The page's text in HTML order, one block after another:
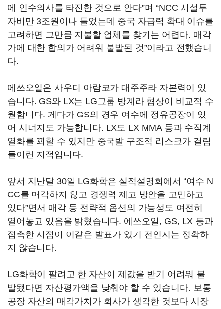
에 인수의사를 타진한 것으로 안다”며 “NCC 시설투
자비만 3조원이나 들었는데 중국 자급력 확대 이슈를
고려하면 그만큼 지불할 업체를 찾기는 어렵다. 매각
가에 대한 합의가 어려워 불발된 것”이라고 전했습니
다.
에쓰오일은 사우디 아람코가 대주주라 자본력이 있
습니다. GS와 LX는 LG그룹 방계라 협상이 비교적 수
월합니다. 게다가 GS의 경우 여수에 정유공장이 있
어 시너지도 가능합니다. LX도 LX MMA 등과 수직계
열화를 꾀할 수 있지만 중국발 구조적 리스크가 걸림
돌이란 지적입니다.
앞서 지난달 30일 LG화학은 실적설명회에서 “여수 N
CC를 매각하지 않고 경쟁력 제고 방안을 고민하고
있다”면서 매각 등 전략적 옵션의 가능성도 여전히
열어놓고 있음을 밝혔습니다. 에쓰오일, GS, LX 등과
접촉한 시점이 이같은 발표가 있기 전인지는 정확하
지 않습니다.
LG화학이 팔려고 한 자산이 제값을 받기 어려워 불
발됐다면 자산평가액을 낮춰야 할 수 있습니다. 보통
공장 자산의 매각가치가 회사가 생각한 것보다 시장